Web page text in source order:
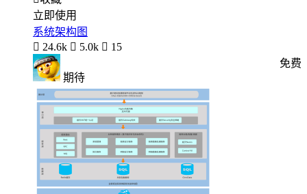
立即使用
系统架构图
 24.6k  5.0k  15
期待
免费